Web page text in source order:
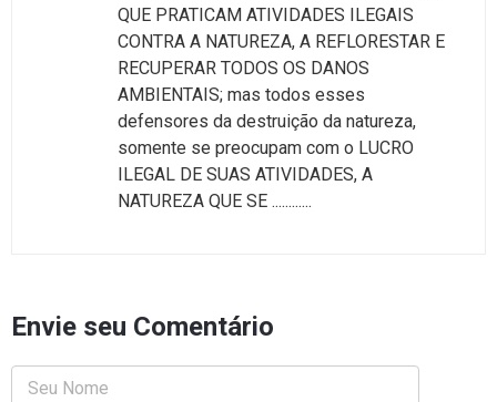
QUE PRATICAM ATIVIDADES ILEGAIS
CONTRA A NATUREZA, A REFLORESTAR E
RECUPERAR TODOS OS DANOS
AMBIENTAIS; mas todos esses
defensores da destruição da natureza,
somente se preocupam com o LUCRO
ILEGAL DE SUAS ATIVIDADES, A
NATUREZA QUE SE ............
Envie seu Comentário